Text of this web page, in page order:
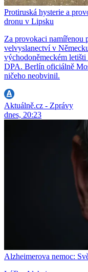
Protiruská hysterie a
dronu v Lipsku
Za provokaci namířenou
velvyslanectví v
východoněmeckém
DPA. Berlín oficiálně
ničeho neobvinil.
Aktuálně.cz - Zprávy
dnes, 20:23
Alzheimerova nemoc: